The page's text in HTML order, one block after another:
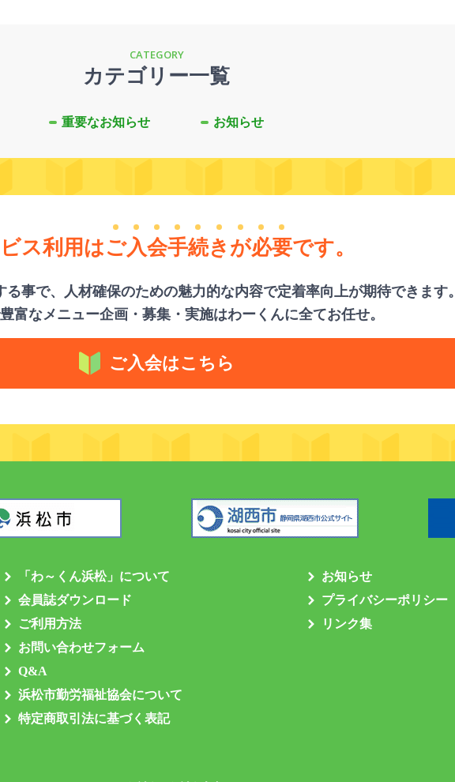
CATEGORY
カテゴリー一覧
重要なお知らせ お知らせ
ス利用はご入会手続き が必要です。
事で、人材確保のための魅力的な内容で定着率向上が期待できます。
富なメニュー企画・募集・実施はわーくんに全てお任せ。
ご入会はこちら
「わ～くん浜松」について
会員誌ダウンロード
ご利用方法
お問い合わせフォーム
Q&A
浜松市勤労福祉協会について
特定商取引法に基づく表記
お知らせ
プライバシーポリシー
リンク集